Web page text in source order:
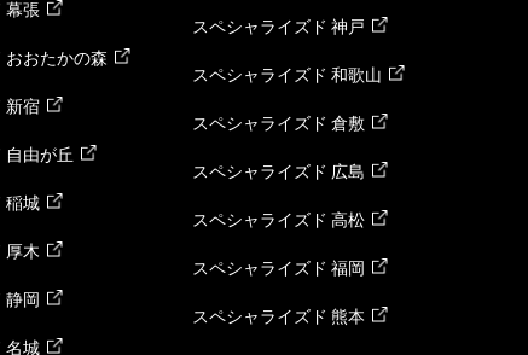
幕張
おおたかの森
新宿
自由が丘
稲城
厚木
静岡
名城
スペシャライズド 神戸
スペシャライズド 和歌山
スペシャライズド 倉敷
スペシャライズド 広島
スペシャライズド 高松
スペシャライズド 福岡
スペシャライズド 熊本